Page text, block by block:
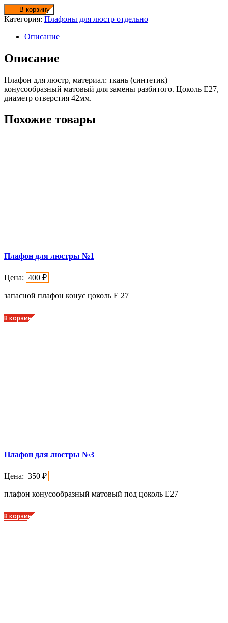
люстр
№7
В корзину
Категория: Плафоны для люстр отдельно
Описание
Описание
Плафон для люстр, материал: ткань (синтетик)
конусообразный матовый для замены разбитого. Цоколь Е27,
диаметр отверстия 42мм.
Похожие товары
Плафон для люстры №1
Цена: 400 ₽
запасной плафон конус цоколь Е 27
В корзину
Плафон для люстры №3
Цена: 350 ₽
плафон конусообразный матовый под цоколь Е27
В корзину